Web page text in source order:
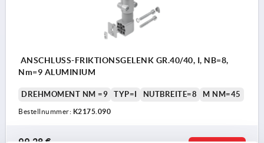
ANSCHLUSS-FRIKTIONSGELENK GR.40/40, I, NB=8,
Nm=9 ALUMINIUM
DREHMOMENT NM =9 TYP=I NUTBREITE=8 M NM=45
Bestellnummer: K2175.090